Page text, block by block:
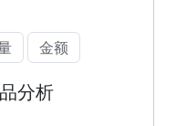
金额
分析